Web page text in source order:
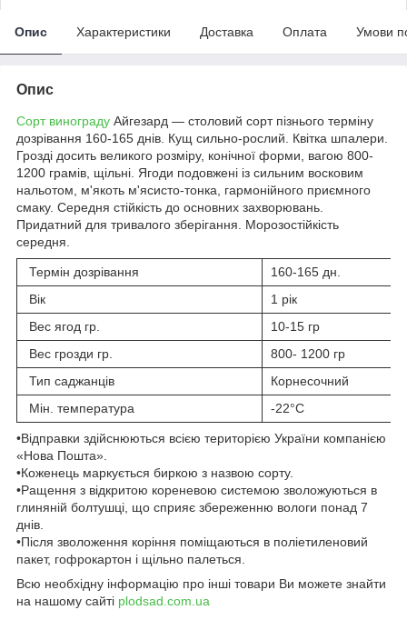
Опис Характеристики Доставка Оплата Умови
Опис
Сорт винограду Айгезард — столовий сорт пізнього терміну
дозрівання 160-165 днів. Кущ сильно-рослий. Квітка шпалери.
Грозді досить великого розміру, конічної форми, вагою 800-
1200 грамів, щільні. Ягоди подовжені із сильним восковим
нальотом, м'якоть м'ясисто-тонка, гармонійного приємного
смаку. Середня стійкість до основних захворювань.
Придатний для тривалого зберігання. Морозостійкість
середня.
Термін дозрівання
160-165 дн.
Вік
1 рік
Вес ягод гр.
10-15 гр
Вес грозди гр.
800- 1200 гр
Тип саджанців
Корнесочний
Мін. температура
-22°C
•Відправки здійснюються всією територією України компанією
«Нова Пошта».
•Коженець маркується биркою з назвою сорту.
•Ращення з відкритою кореневою системою зволожуються в
глиняній болтушці, що сприяє збереженню вологи понад 7
днів.
•Після зволоження коріння поміщаються в поліетиленовий
пакет, гофрокартон і щільно палеться.
Всю необхідну інформацію про інші товари Ви можете знайти
на нашому сайті plodsad.com.ua